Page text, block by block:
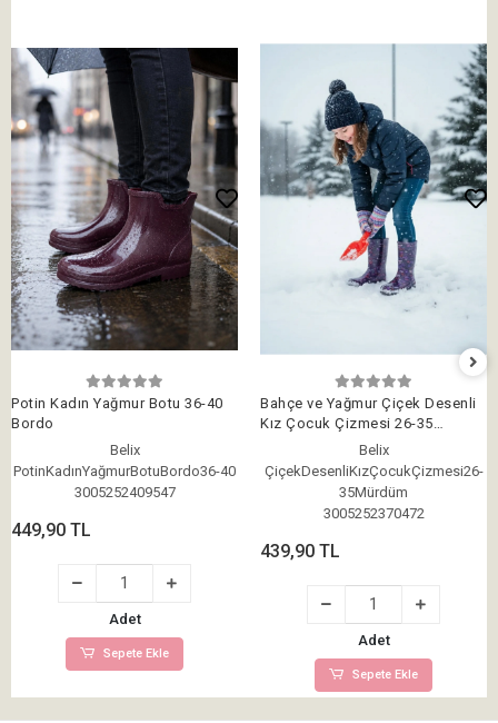
Potin Kadın Yağmur Botu 36-40
Bordo
Belix
PotinKadınYağmurBotuBordo36-40
3005252409547
449,90 TL
Adet
Sepete Ekle
Bahçe ve Yağmur Çiçek Desenli
Kız Çocuk Çizmesi 26-35
Belix
ÇiçekDesenliKızÇocukÇizmesi26-
35Mürdüm
3005252370472
439,90 TL
Adet
Sepete Ekle